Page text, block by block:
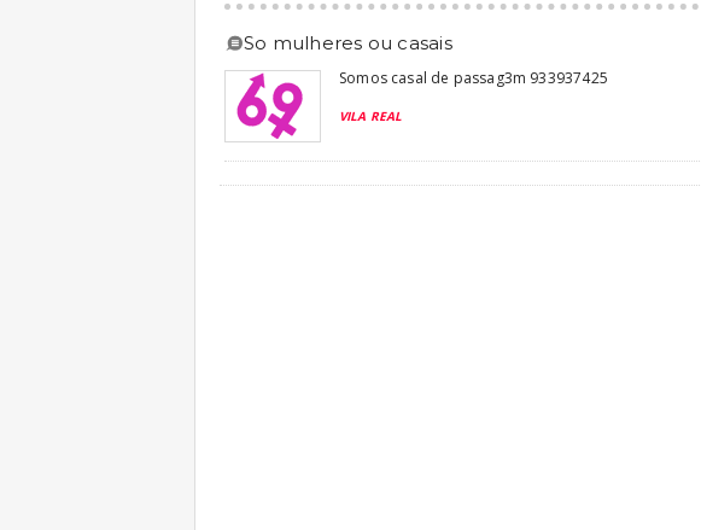
so mulheres ou casais
Somos casal de passag3m 933937425
VILA REAL